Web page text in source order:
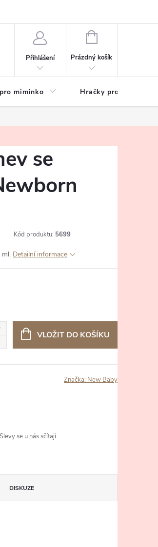
Přihlášení
NÁKUPNÍ
Prázdný košík
miminko Hračky pro děti
se
Kód produktu: 5699
ml. Detailní informace
VLOŽIT DO KOŠÍKU
Značka: New Baby
se u nás sčítají.
DISKUZE